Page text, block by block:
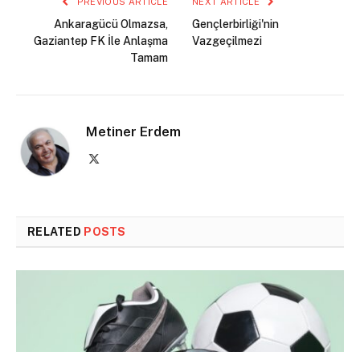
Ankaragücü Olmazsa,
Gaziantep FK İle Anlaşma
Tamam
Gençlerbirliği'nin
Vazgeçilmezi
Metiner Erdem
RELATED POSTS